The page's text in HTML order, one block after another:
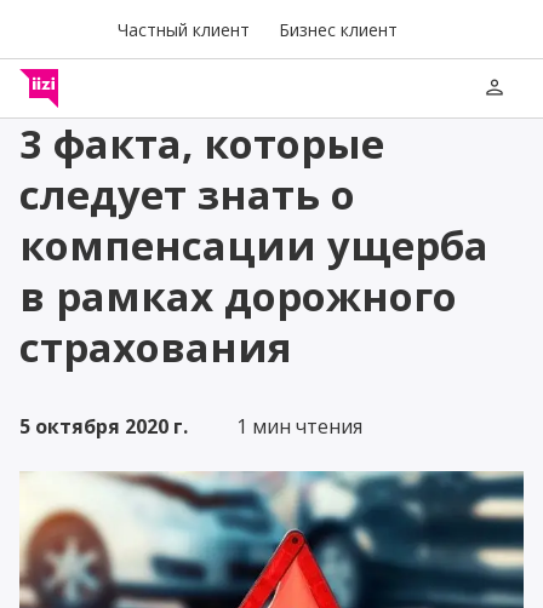
Частный клиент Бизнес клиент
person
3 факта, которые
следует знать о
компенсации ущерба
в рамках дорожного
страхования
5 октября 2020 г. 1 мин чтения